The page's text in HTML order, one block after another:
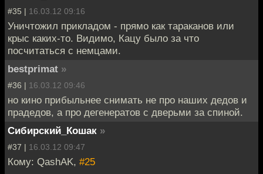
#35 | 16.03.12 09:16
Уничтожил прикладом - прямо как тараканов или
крыс каких-то. Видимо, Кацу было за что
посчитаться с немцами.
bestprimat »
#36 | 16.03.12 09:46
но кино прибыльнее снимать не про наших дедов и
прадедов, а про дегенератов с дверьми за спиной.
Сибирский_Кошак »
#37 | 16.03.12 09:47
Кому: QashAK, #25